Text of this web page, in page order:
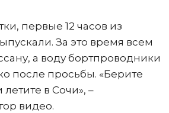
первые 12 часов из
За это время всем
а воду бортпроводники
после просьбы. «Берите
в Сочи», –
видео.